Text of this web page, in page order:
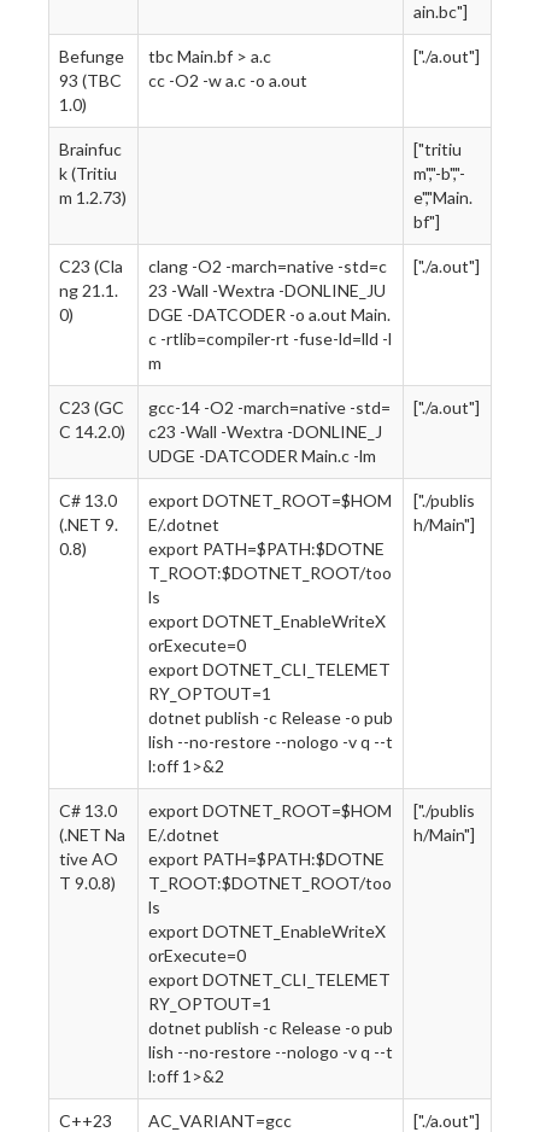
ain.bc"]
Befunge
93 (TBC
1.0)
tbc Main.bf > a.c
cc -O2 -w a.c -o a.out
["./a.out"]
Brainfuc
k (Tritiu
m 1.2.73)
["tritiu
m","-b","-
e","Main.
bf"]
C23 (Cla
ng 21.1.
0)
clang -O2 -march=native -std=c
23 -Wall -Wextra -DONLINE_JU
DGE -DATCODER -o a.out Main.
c -rtlib=compiler-rt -fuse-ld=lld -l
m
["./a.out"]
C23 (GC
C 14.2.0)
gcc-14 -O2 -march=native -std=
c23 -Wall -Wextra -DONLINE_J
UDGE -DATCODER Main.c -lm
["./a.out"]
C# 13.0
(.NET 9.
0.8)
export DOTNET_ROOT=$HOM
E/.dotnet
export PATH=$PATH:$DOTNE
T_ROOT:$DOTNET_ROOT/too
ls
export DOTNET_EnableWriteX
orExecute=0
export DOTNET_CLI_TELEMET
RY_OPTOUT=1
dotnet publish -c Release -o pub
lish --no-restore --nologo -v q --t
l:off 1>&2
["./publis
h/Main"]
C# 13.0
(.NET Na
tive AO
T 9.0.8)
export DOTNET_ROOT=$HOM
E/.dotnet
export PATH=$PATH:$DOTNE
T_ROOT:$DOTNET_ROOT/too
ls
export DOTNET_EnableWriteX
orExecute=0
export DOTNET_CLI_TELEMET
RY_OPTOUT=1
dotnet publish -c Release -o pub
lish --no-restore --nologo -v q --t
l:off 1>&2
["./publis
h/Main"]
C++23 AC_VARIANT=gcc ["./a.out"]